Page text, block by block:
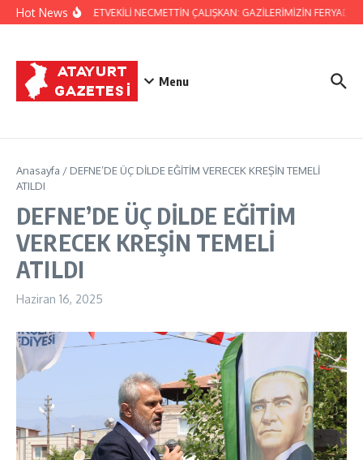
İçeriğe atla
Hot News
HATAY MİLLETVEKİLİ NECMETTİN ÇALIŞKAN: GAZİLERİMİZİN FERYADINA
Menu
Anasayfa / DEFNE’DE ÜÇ DİLDE EĞİTİM VERECEK KREŞİN TEMELİ
ATILDI
DEFNE’DE ÜÇ DİLDE EĞİTİM
VERECEK KREŞİN TEMELİ
ATILDI
Haziran 16, 2025